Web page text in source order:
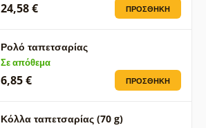
24,58 € ΠΡΟΣΘΉΚΗ
Ρολό ταπετσαρίας
Σε απόθεμα
6,85 € ΠΡΟΣΘΉΚΗ
Κόλλα ταπετσαρίας (70 g)